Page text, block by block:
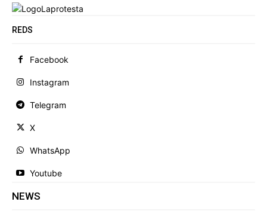
REDS
Facebook
Instagram
Telegram
X
WhatsApp
Youtube
NEWS